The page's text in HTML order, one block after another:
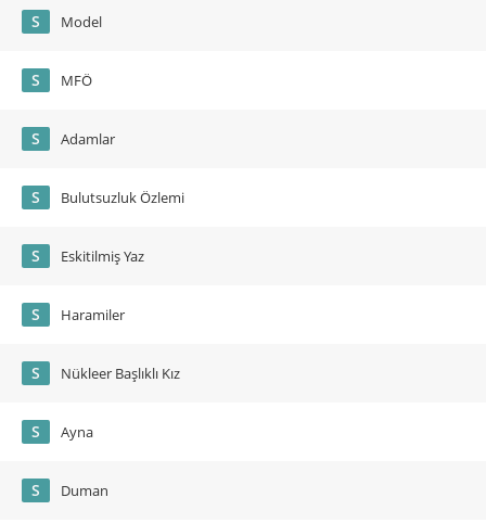
S Model
S MFÖ
S Adamlar
S Bulutsuzluk Özlemi
S Eskitilmiş Yaz
S Haramiler
S Nükleer Başlıklı Kız
S Ayna
S Duman